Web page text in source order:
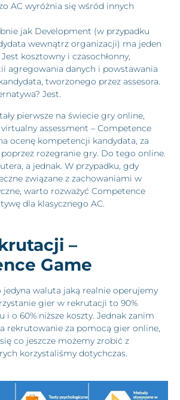
AC wyróżnia się wśród innych
jak Development (w przypadku
wewnątrz organizacji) ma jeden
kosztowny i czasochłonny,
agregowania danych i powstawania
tworzonego przez assesora.
Jest.
pierwsze na świecie gry online,
assessment – Competence
ocenę kompetencji kandydata, za
rozegranie gry. Do tego online.
a jednak. W przypadku, gdy
związane z zachowaniami w
warto rozważyć Competence
dla klasycznego AC.
–
Game
jedyna waluta jaką realnie operujemy
gier w rekrutacji to 90%
i o 60% niższe koszty. Jednak zanim
rekrutowanie za pomocą gier online,
co jeszcze możemy zrobić z
korzystaliśmy dotychczas.